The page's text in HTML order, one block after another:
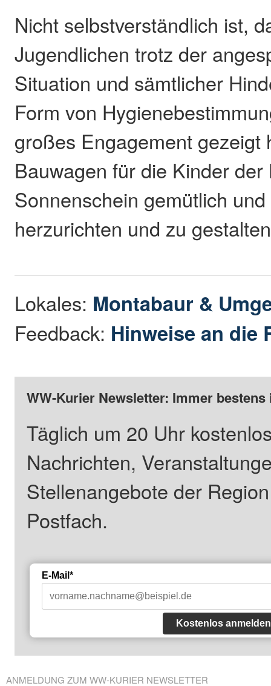
Nicht selbstverständlich ist,
Jugendlichen trotz der
Situation und sämtlicher
Form von
großes Engagement gezeigt
Bauwagen für die Kinder der
Sonnenschein gemütlich
herzurichten und zu
Lokales: Montabaur &
Feedback: Hinweise an die
WW-Kurier Newsletter: Immer
Täglich um 20 Uhr
Nachrichten,
Stellenangebote der
Postfach.
E-Mail*
Kostenlos anmelden
ANMELDUNG ZUM WW-KURIER NEWSLETTER